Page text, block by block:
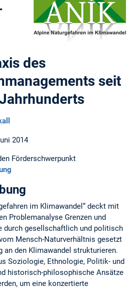
des
seit
2014
Förderschwerpunkt
im Klimawandel“ deckt mit
Problemanalyse Grenzen und
durch gesellschaftlich und politisch
Mensch-Naturverhältnis gesetzt
an den Klimawandel strukturieren.
Soziologie, Ethnologie, Politik- und
historisch-philosophische Ansätze
um eine konzertierte